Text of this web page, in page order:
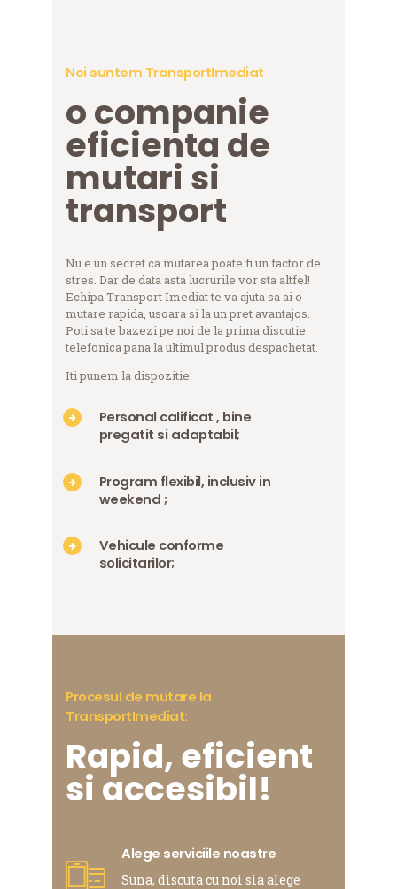
Noi suntem TransportImediat
o companie
eficienta de
mutari si
transport
Nu e un secret ca mutarea poate fi un factor de
stres. Dar de data asta lucrurile vor sta altfel!
Echipa Transport Imediat te va ajuta sa ai o
mutare rapida, usoara si la un pret avantajos.
Poti sa te bazezi pe noi de la prima discutie
telefonica pana la ultimul produs despachetat.
Iti punem la dispozitie:
Personal calificat , bine
pregatit si adaptabil;
Program flexibil, inclusiv in
weekend ;
Vehicule conforme
solicitarilor;
Procesul de mutare la
TransportImediat:
Rapid, eficient
si accesibil!
Alege serviciile noastre
Suna, discuta cu noi sia alege